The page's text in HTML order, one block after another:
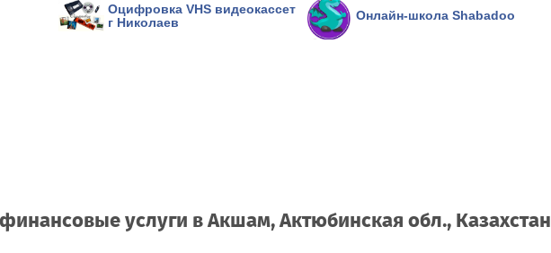
Оцифровка VHS видеокассет
г Николаев
Онлайн-школа Shabadoo
услуги в Акшам, Актюбинская обл., Казахстан